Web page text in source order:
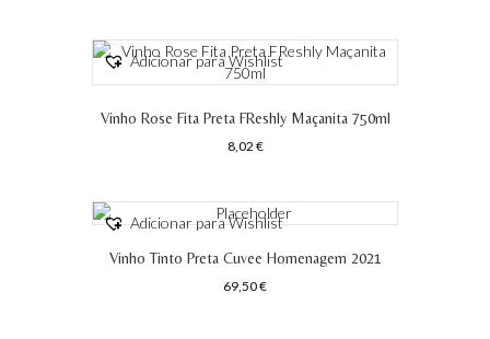
Adicionar para Wishlist
Vinho Rose Fita Preta FReshly Maçanita 750ml
8,02 €
Adicionar para Wishlist
Vinho Tinto Preta Cuvee Homenagem 2021
69,50€